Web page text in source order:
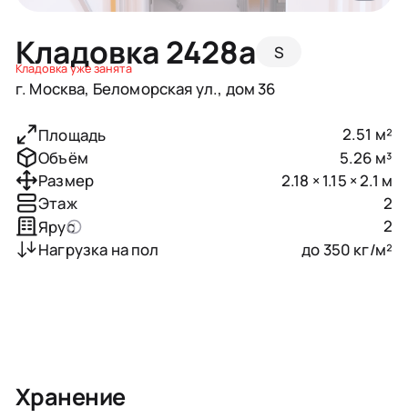
Кладовка 2428a S
Кладовка уже занята
г. Москва, Беломорская ул., дом 36
Площадь
2.51 м²
Объём
5.26 м³
Размер
2.18 × 1.15 × 2.1 м
Этаж
2
Ярус
2
Нагрузка на пол
до 350 кг/м²
Хранение